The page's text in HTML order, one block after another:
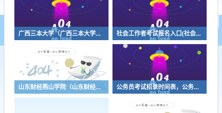
广西三本大学（广西三本大学排名榜） 社会工作者考试报名入口(社会工作者考试报名入口下载凯发k8官网)
山东财经燕山学院（山东财经燕山学院是几本大学） 公务员考试招录时间表，公务员几月份报名